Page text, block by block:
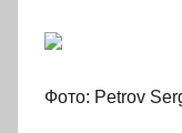
Фото: Petrov